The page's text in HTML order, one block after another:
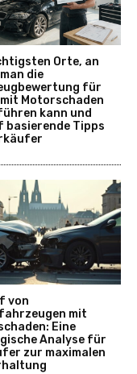
Orte, an
die
für
Motorschaden
kann und
basierende Tipps
von
mit
Eine
Analyse für
zur maximalen